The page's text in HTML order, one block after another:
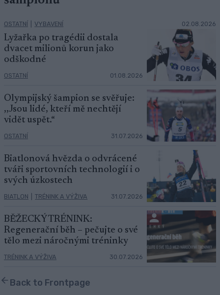
OSTATNÍ VYBAVENÍ 02.08.2026
Lyžařka po tragédii dostala
dvacet milionů korun jako
odškodné
OSTATNÍ 01.08.2026
Olympijský šampion se svěřuje:
,,Jsou lidé, kteří mě nechtějí
vidět uspět.“
OSTATNÍ 31.07.2026
Biatlonová hvězda o odvrácené
tváři sportovních technologií i o
svých úzkostech
BIATLON TRÉNINK A VÝŽIVA 31.07.2026
BĚŽECKÝ TRÉNINK:
Regenerační běh – pečujte o své
tělo mezi náročnými tréninky
TRÉNINK A VÝŽIVA 30.07.2026
Back to Frontpage